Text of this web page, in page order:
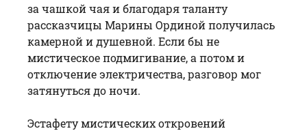
за чашкой чая и благодаря таланту
рассказчицы Марины Ординой получилась
камерной и душевной. Если бы не
мистическое подмигивание, а потом и
отключение электричества, разговор мог
затянуться до ночи.
Эстафету мистических откровений